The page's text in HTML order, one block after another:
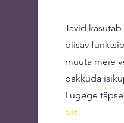
Tavid
piisav
muuta meie
pakkuda
Lugege
siit.